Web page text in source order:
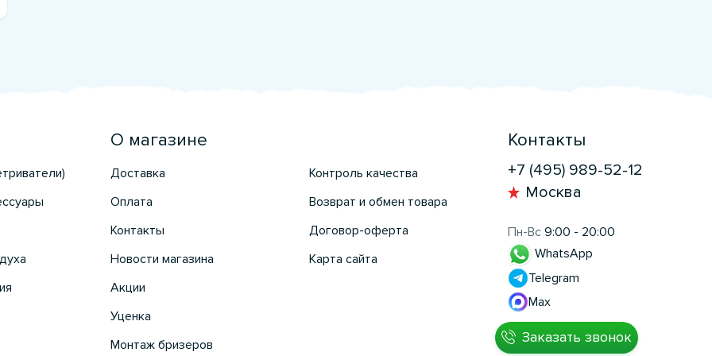
О магазине
Доставка
Оплата
Контакты
Новости магазина
Акции
Уценка
Монтаж бризеров
Контроль качества
Возврат и обмен товара
Договор-оферта
Карта сайта
Контакты
+7 (495) 989-52-12
Москва
Пн-Вс 9:00 - 20:00
WhatsApp
Telegram
Max
Заказать звонок